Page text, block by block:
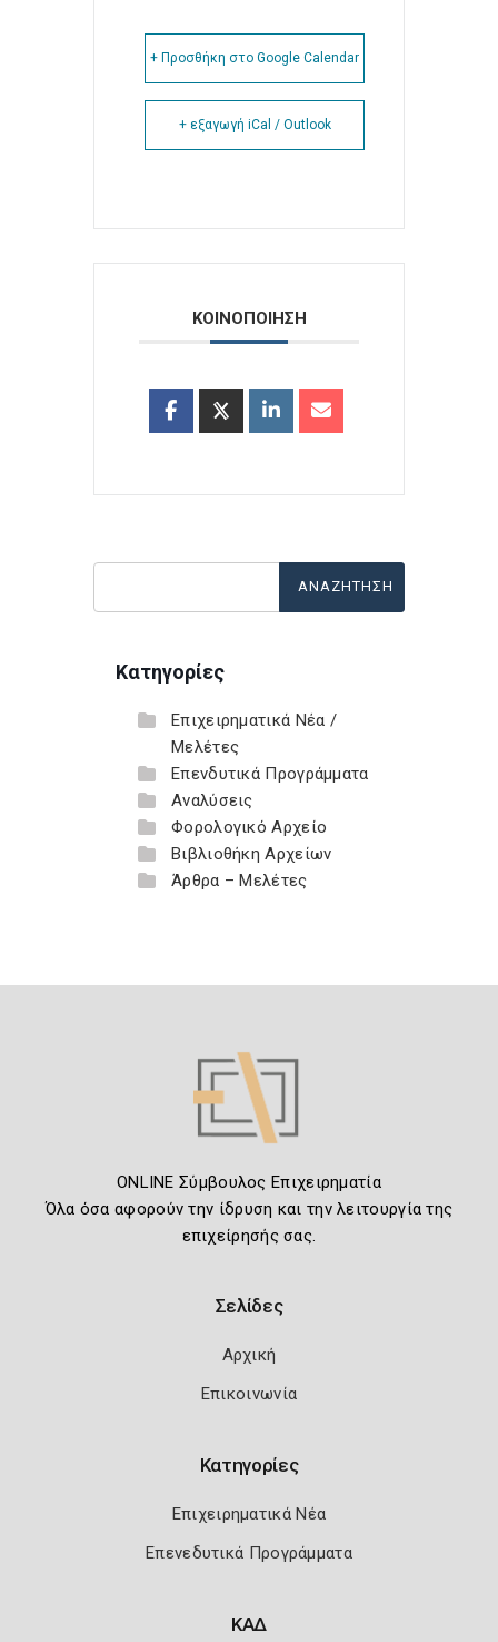
+ Προσθήκη στο Google Calendar
+ εξαγωγή iCal / Outlook
ΚΟΙΝΟΠΟΙΗΣΗ
Κατηγορίες
Επιχειρηματικά Νέα /
Μελέτες
Επενδυτικά Προγράμματα
Αναλύσεις
Φορολογικό Αρχείο
Βιβλιοθήκη Αρχείων
Άρθρα – Μελέτες
ONLINE Σύμβουλος Επιχειρηματία
Όλα όσα αφορούν την ίδρυση και την λειτουργία της
επιχείρησής σας.
Σελίδες
Αρχική
Επικοινωνία
Κατηγορίες
Επιχειρηματικά Νέα
Επενεδυτικά Προγράμματα
ΚΑΔ